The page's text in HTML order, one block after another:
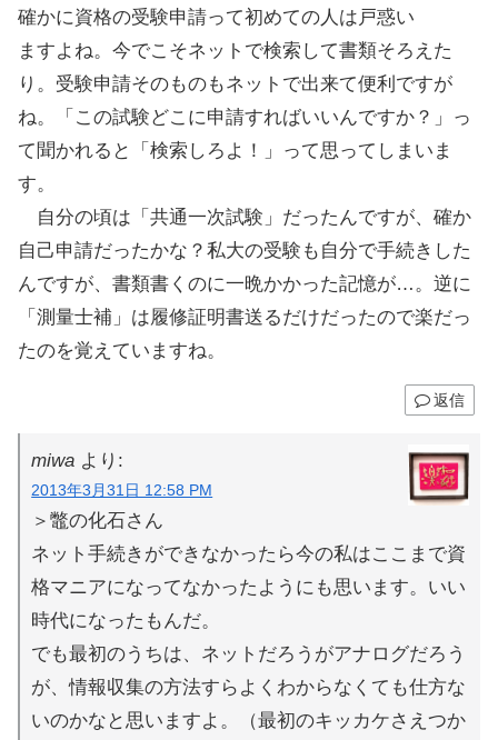
確かに資格の受験申請って初めての人は戸惑い
ますよね。今でこそネットで検索して書類そろえた
り。受験申請そのものもネットで出来て便利ですが
ね。「この試験どこに申請すればいいんですか？」っ
て聞かれると「検索しろよ！」って思ってしまいま
す。
自分の頃は「共通一次試験」だったんですが、確か
自己申請だったかな？私大の受験も自分で手続きした
んですが、書類書くのに一晩かかった記憶が…。逆に
「測量士補」は履修証明書送るだけだったので楽だっ
たのを覚えていますね。
返信
miwa より:
2013年3月31日 12:58 PM
＞鼈の化石さん
ネット手続きができなかったら今の私はここまで資
格マニアになってなかったようにも思います。いい
時代になったもんだ。
でも最初のうちは、ネットだろうがアナログだろう
が、情報収集の方法すらよくわからなくても仕方な
いのかなと思いますよ。（最初のキッカケさえつか